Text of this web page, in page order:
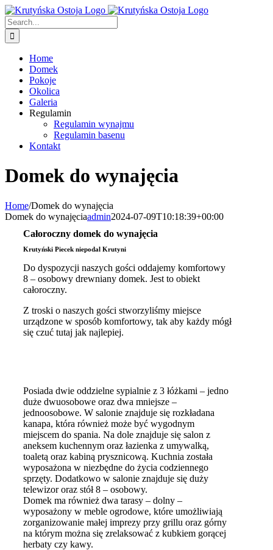
Skip
to
content
Search
for:
Home
Domek
Pokoje
Okolica
Galeria
Regulamin
Regulamin wynajmu
Regulamin basenu
Kontakt
Domek do wynajęcia
Home/Domek do wynajęcia
Domek do wynajęciaadmin2024-07-09T10:18:39+00:00
Całoroczny domek do wynajęcia
Krutyński Piecek niepodal Krutyni
Do dyspozycji naszych gości oddajemy komfortowy
8 – osobowy drewniany domek. Jest to obiekt
całoroczny.
Z troski o naszych gości stworzyliśmy miejsce
urządzone w sposób komfortowy, tak aby każdy mógł
się czuć tutaj jak najlepiej.
Posiada dwie oddzielne sypialnie z 3 łóżkami – jedno
duże dwuosobowe oraz dwa mniejsze –
jednoosobowe. W salonie znajduje się rozkładana
kanapa, która również może być wygodnym
miejscem do spania. Na dole znajduje się salon z
aneksem kuchennym oraz łazienka z umywalką,
toaletą oraz kabiną prysznicową. Kuchnia została
wyposażona w niezbędne do życia codziennego
sprzęty. Dodatkowo w salonie znajduje się duży
telewizor oraz stół 8 – osobowy.
Domek ma również dwa tarasy – dolny –
wyposażony w meble ogrodowe, które umożliwiają
zorganizowanie małej imprezy przy grillu oraz górny
na którym można się zrelaksować z kubkiem gorącej
herbaty czy kawy.